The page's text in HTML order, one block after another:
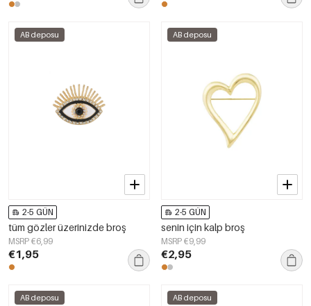
AB deposu
2-5 GÜN
tüm gözler üzerinizde broş
MSRP €6,99
€1,95
AB deposu
2-5 GÜN
senin için kalp broş
MSRP €9,99
€2,95
AB deposu AB deposu